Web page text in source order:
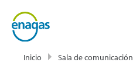
Inicio Sala de comunicación